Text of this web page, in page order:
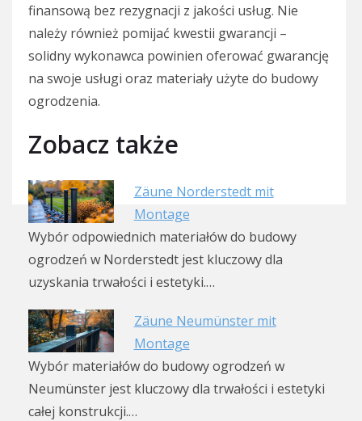
finansową bez rezygnacji z jakości usług. Nie
należy również pomijać kwestii gwarancji –
solidny wykonawca powinien oferować gwarancję
na swoje usługi oraz materiały użyte do budowy
ogrodzenia.
Zobacz także
Zäune Norderstedt mit
Montage
Wybór odpowiednich materiałów do budowy
ogrodzeń w Norderstedt jest kluczowy dla
uzyskania trwałości i estetyki.…
Zäune Neumünster mit
Montage
Wybór materiałów do budowy ogrodzeń w
Neumünster jest kluczowy dla trwałości i estetyki
całej konstrukcji.…